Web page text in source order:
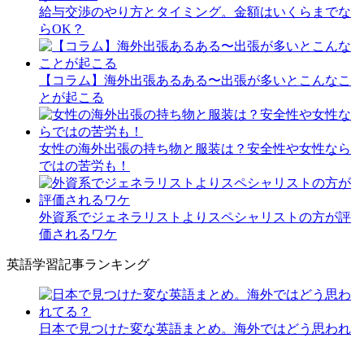
給与交渉のやり方とタイミング。金額はいくらまでな
らOK？
【コラム】海外出張あるある〜出張が多いとこんなこ
とが起こる
女性の海外出張の持ち物と服装は？安全性や女性なら
ではの苦労も！
外資系でジェネラリストよりスペシャリストの方が評
価されるワケ
英語学習記事ランキング
日本で見つけた変な英語まとめ。海外ではどう思われ